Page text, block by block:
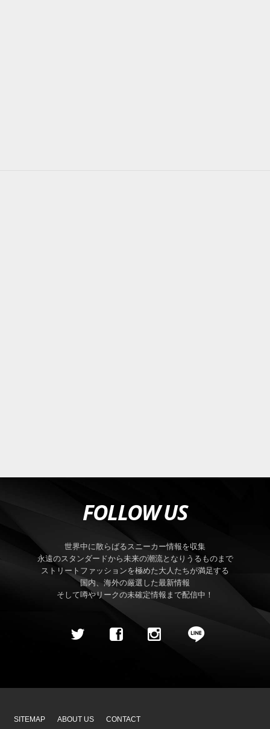
FOLLOW US
世界中に散らばるスニーカー情報を収集
永遠のスタンダードから未来の潮流となりうるものまで
ストリートファッションを極めた大人たちが満足する
国内、海外の厳選した最新情報
そして噂やリークの未確定情報まで配信中！
SITEMAP ABOUT US CONTACT